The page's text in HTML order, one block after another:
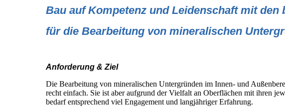
Bau auf Kompetenz und Leidenschaft mit den
für die Bearbeitung von mineralischen
Anforderung & Ziel
Die Bearbeitung von mineralischen Untergründen im Innen- und
recht einfach. Sie ist aber aufgrund der Vielfalt an Oberflächen mit ihren
bedarf entsprechend viel Engagement und langjähriger Erfahrung.